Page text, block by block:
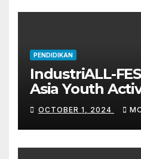
PENDIDIKAN
IndustriALL-
Asia Youth
Leadership
OCTOBER 1, 2024